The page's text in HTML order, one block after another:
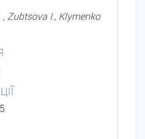
, Zubtsova I., Klymenko